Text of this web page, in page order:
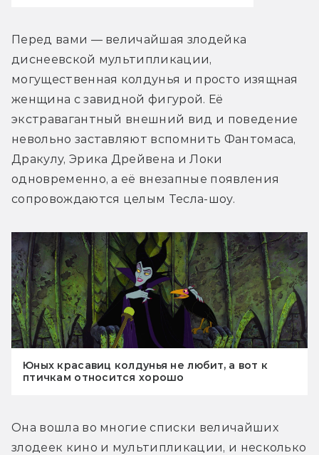
Перед вами — величайшая злодейка
диснеевской мультипликации,
могущественная колдунья и просто изящная
женщина с завидной фигурой. Её
экстравагантный внешний вид и поведение
невольно заставляют вспомнить Фантомаса,
Дракулу, Эрика Дрейвена и Локи
одновременно, а её внезапные появления
сопровождаются целым Тесла-шоу.
Юных красавиц колдунья не любит, а вот к
птичкам относится хорошо
Она вошла во многие списки величайших
злодеек кино и мультипликации, и несколько